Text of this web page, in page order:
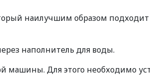
наилучшим образом
наполнитель для воды.
машины. Для этого необходимо